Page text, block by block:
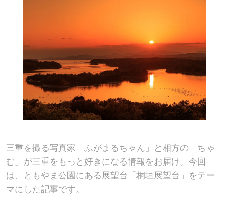
三重を撮る写真家「ふがまるちゃん」と相方の「ちゃ
む」が三重をもっと好きになる情報をお届け。今回
は、ともやま公園にある展望台「桐垣展望台」をテー
マにした記事です。